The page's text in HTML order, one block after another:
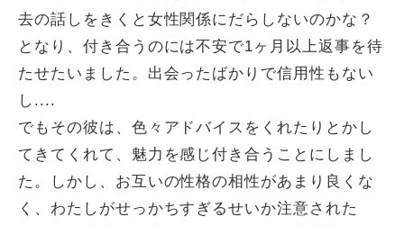
去の話しをきくと女性関係にだらしないのかな？
となり、付き合うのには不安で1ヶ月以上返事を待
たせたいました。出会ったばかりで信用性もない
し....
でもその彼は、色々アドバイスをくれたりとかし
てきてくれて、魅力を感じ付き合うことにしまし
た。しかし、お互いの性格の相性があまり良くな
く、わたしがせっかちすぎるせいか注意された